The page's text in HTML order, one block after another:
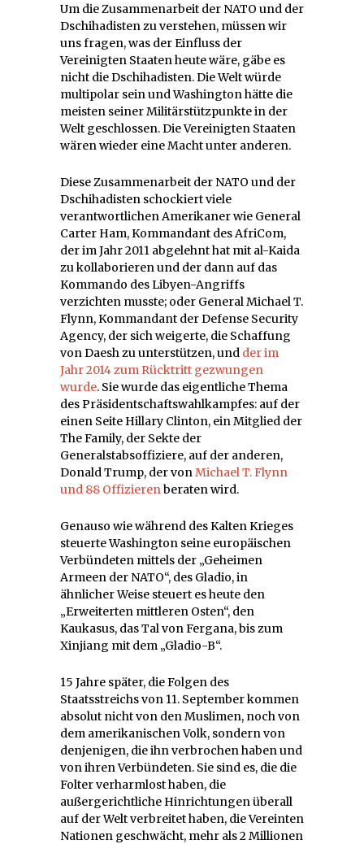
Um die Zusammenarbeit der NATO und der
Dschihadisten zu verstehen, müssen wir
uns fragen, was der Einfluss der
Vereinigten Staaten heute wäre, gäbe es
nicht die Dschihadisten. Die Welt würde
multipolar sein und Washington hätte die
meisten seiner Militärstützpunkte in der
Welt geschlossen. Die Vereinigten Staaten
wären wieder eine Macht unter anderen.
Diese Zusammenarbeit der NATO und der
Dschihadisten schockiert viele
verantwortlichen Amerikaner wie General
Carter Ham, Kommandant des AfriCom,
der im Jahr 2011 abgelehnt hat mit al-Kaida
zu kollaborieren und der dann auf das
Kommando des Libyen-Angriffs
verzichten musste; oder General Michael T.
Flynn, Kommandant der Defense Security
Agency, der sich weigerte, die Schaffung
von Daesh zu unterstützen, und der im
Jahr 2014 zum Rücktritt gezwungen
wurde. Sie wurde das eigentliche Thema
des Präsidentschaftswahlkampfes: auf der
einen Seite Hillary Clinton, ein Mitglied der
The Family, der Sekte der
Generalstabsoffiziere, auf der anderen,
Donald Trump, der vonMichael T. Flynn
und 88 Offizierenberaten wird.
Genauso wie während des Kalten Krieges
steuerte Washington seine europäischen
Verbündeten mittels der „Geheimen
Armeen der NATO“, des Gladio, in
ähnlicher Weise steuert es heute den
„Erweiterten mittleren Osten“, den
Kaukasus, das Tal von Fergana, bis zum
Xinjiang mit dem „Gladio-B“.
15 Jahre später, die Folgen des
Staatsstreichs von 11. September kommen
absolut nicht von den Muslimen, noch von
dem amerikanischen Volk, sondern von
denjenigen, die ihn verbrochen haben und
von ihren Verbündeten. Sie sind es, die die
Folter verharmlost haben, die
außergerichtliche Hinrichtungen überall
auf der Welt verbreitet haben, die Vereinten
Nationen geschwächt, mehr als 2 Millionen